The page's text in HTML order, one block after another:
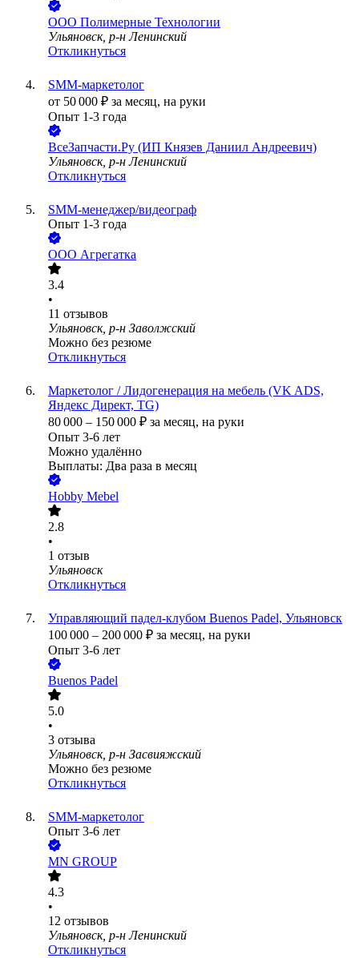
ООО Полимерные Технологии
Ульяновск, р-н Ленинский
Откликнуться
SMM-маркетолог
от 50 000 ₽ за месяц, на руки
Опыт 1-3 года
ВсеЗапчасти.Ру (ИП Князев Даниил Андреевич)
Ульяновск, р-н Ленинский
Откликнуться
SMM-менеджер/видеограф
Опыт 1-3 года
ООО Агрегатка
3.4
•
11 отзывов
Ульяновск, р-н Заволжский
Можно без резюме
Откликнуться
Маркетолог / Лидогенерация на мебель (VK ADS,
Яндекс Директ, TG)
80 000 – 150 000 ₽ за месяц, на руки
Опыт 3-6 лет
Можно удалённо
Выплаты: Два раза в месяц
Hobby Mebel
2.8
•
1 отзыв
Ульяновск
Откликнуться
Управляющий падел-клубом Buenos Padel, Ульяновск
100 000 – 200 000 ₽ за месяц, на руки
Опыт 3-6 лет
Buenos Padel
5.0
•
3 отзыва
Ульяновск, р-н Засвияжский
Можно без резюме
Откликнуться
SMM-маркетолог
Опыт 3-6 лет
MN GROUP
4.3
•
12 отзывов
Ульяновск, р-н Ленинский
Откликнуться